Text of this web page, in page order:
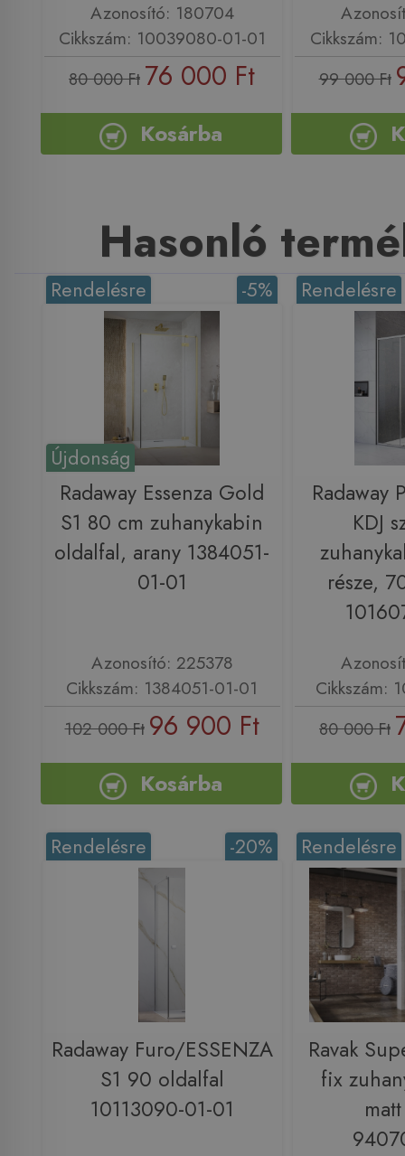
Azonosító: 180704
Cikkszám: 10039080-01-01
80 000 Ft 76 000 Ft
Kosárba
Cikkszám:
99 000 Ft
Hasonló
Újdonság
-5%
Rendelésre
Radaway Essenza Gold
S1 80 cm zuhanykabin
oldalfal, arany 1384051-
01-01
Azonosító: 225378
Cikkszám: 1384051-01-01
102 000 Ft 96 900 Ft
Kosárba
Rendelésre
Radaway
KDJ
része,
Cikkszám:
80 000 Ft
-20%
Rendelésre
Radaway Furo/ESSENZA
S1 90 oldalfal
10113090-01-01
Rendelésre
Ravak
fix